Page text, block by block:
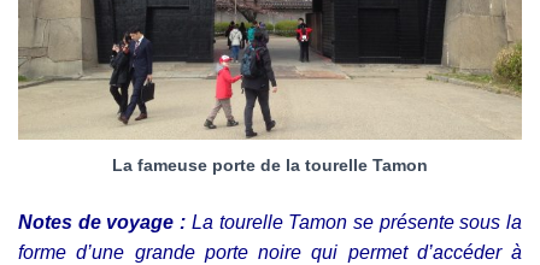
La fameuse porte de la tourelle Tamon
Notes de voyage : La tourelle Tamon se présente sous la
forme d’une grande porte noire qui permet d’accéder à